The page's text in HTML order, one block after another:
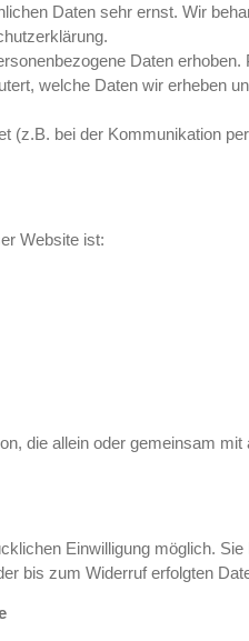
Daten sehr ernst. Wir
Daten
welche Daten wir erheben
(z.B. bei der Kommunikation
Website ist:
die allein oder gemeinsam
Einwilligung möglich.
bis zum Widerruf erfolgten